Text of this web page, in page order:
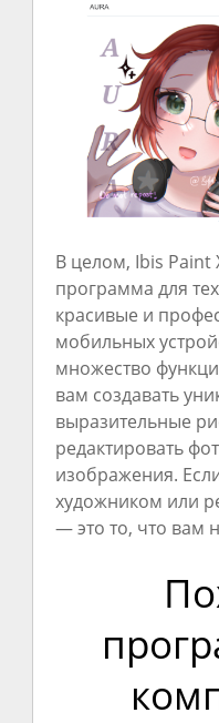
В целом, Ibis Paint
программа для
красивые и
мобильных
множество
вам создавать
выразительные
редактировать
изображения.
художником или
— это то, что вам